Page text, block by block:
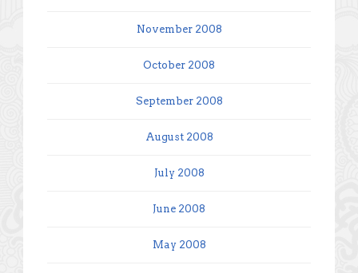
November 2008
October 2008
September 2008
August 2008
July 2008
June 2008
May 2008